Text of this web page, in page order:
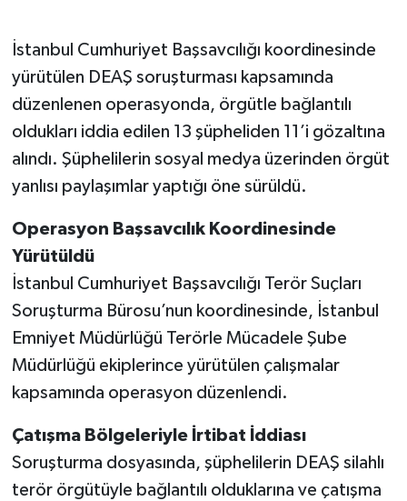
İstanbul Cumhuriyet Başsavcılığı koordinesinde
yürütülen DEAŞ soruşturması kapsamında
düzenlenen operasyonda, örgütle bağlantılı
oldukları iddia edilen 13 şüpheliden 11’i gözaltına
alındı. Şüphelilerin sosyal medya üzerinden örgüt
yanlısı paylaşımlar yaptığı öne sürüldü.
Operasyon Başsavcılık Koordinesinde
Yürütüldü
İstanbul Cumhuriyet Başsavcılığı Terör Suçları
Soruşturma Bürosu’nun koordinesinde, İstanbul
Emniyet Müdürlüğü Terörle Mücadele Şube
Müdürlüğü ekiplerince yürütülen çalışmalar
kapsamında operasyon düzenlendi.
Çatışma Bölgeleriyle İrtibat İddiası
Soruşturma dosyasında, şüphelilerin DEAŞ silahlı
terör örgütüyle bağlantılı olduklarına ve çatışma